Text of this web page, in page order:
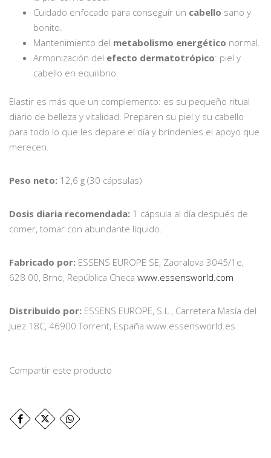
Cuidado enfocado para conseguir un cabello sano y
bonito.
Mantenimiento del metabolismo energético normal.
Armonización del efecto dermatotrópico: piel y
cabello en equilibrio.
Elastir es más que un complemento: es su pequeño ritual
diario de belleza y vitalidad. Preparen su piel y su cabello
para todo lo que les depare el día y bríndenles el apoyo que
merecen.
Peso neto: 12,6 g (30 cápsulas)
Dosis diaria recomendada: 1 cápsula al día después de
comer, tomar con abundante líquido.
Fabricado por: ESSENS EUROPE SE, Zaoralova 3045/1e,
628 00, Brno, República Checa www.essensworld.com
Distribuido por: ESSENS EUROPE, S.L., Carretera Masía del
Juez 18C, 46900 Torrent, España www.essensworld.es
Compartir este producto